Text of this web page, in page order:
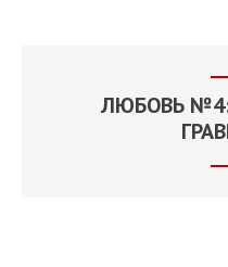
ЛЮБОВЬ